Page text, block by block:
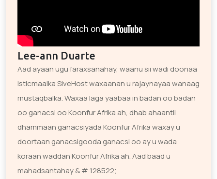
Lee-ann Duarte
Aad ayaan ugu faraxsanahay, waanu sii wadi doonaa
isticmaalka SiveHost waxaanan u rajaynayaa wanaag
mustaqbalka. Waxaa laga yaabaa in badan oo badan
oo ganacsi oo Koonfur Afrika ah, dhab ahaantii
dhammaan ganacsiyada Koonfur Afrika waxay u
doortaan ganacsigooda ganacsi oo ay u wada
koraan waddan Koonfur Afrika ah. Aad baad u
mahadsantahay & # 128522;